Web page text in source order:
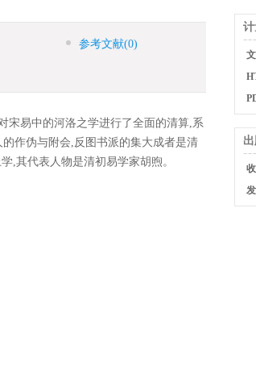
参考文献(0)
宋易中的河洛之学进行了全面的清算,系
作伪与附会,反图书派的集大成者是清
,其代表人物是清初易学家胡煦。